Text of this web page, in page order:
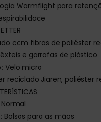
Warmflight para
com fibras de poliéster
e garrafas de plástico
Velo micro
reciclado Jiaren, poliéster
Normal
Bolsos para as mãos